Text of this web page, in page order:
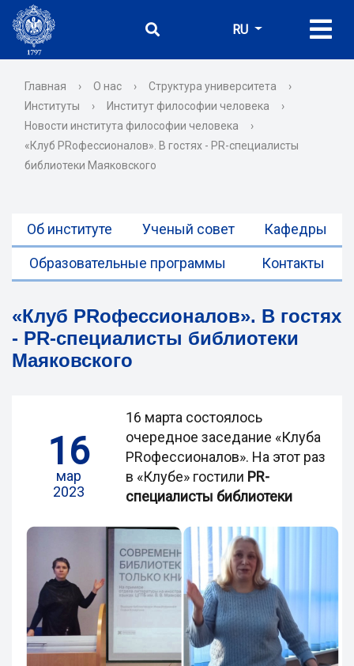
RU
Главная › О нас › Структура университета
›
Институты
› Институт философии человека
›
Новости института философии человека
›
«Клуб PRофессионалов». В гостях - PR-специалисты
библиотеки Маяковского
Об институте Ученый совет Кафедры
Образовательные программы Контакты
«Клуб PRофессионалов». В гостях
- PR-специалисты библиотеки
Маяковского
16
мар
2023
16 марта состоялось
очередное заседание «Клуба
PRофессионалов». На этот раз
в «Клубе» гостили PR-
специалисты библиотеки